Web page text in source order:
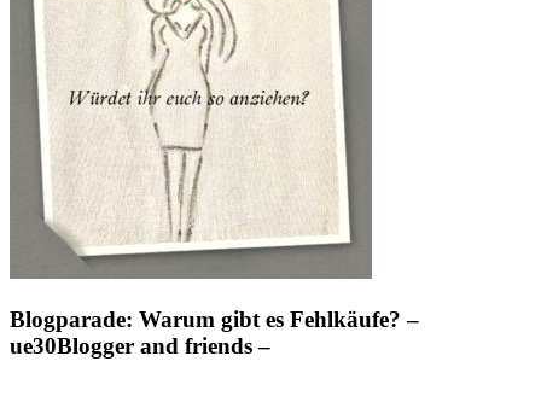
Blogparade: Warum gibt es Fehlkäufe? –
ue30Blogger and friends –